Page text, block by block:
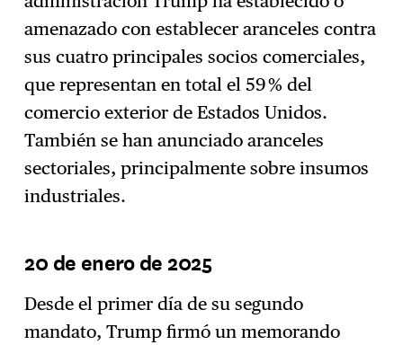
→ Suscríbase
amenazado con establecer aranceles contra
sus cuatro principales socios comerciales,
que representan en total el 59 % del
comercio exterior de Estados Unidos.
También se han anunciado aranceles
sectoriales, principalmente sobre insumos
industriales.
20 de enero de 2025
Desde el primer día de su segundo
mandato, Trump firmó un memorando